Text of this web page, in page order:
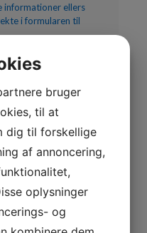
informationer ellers
i formularen til
bruger
til at
dig til forskellige
af annoncering,
oplysninger
og